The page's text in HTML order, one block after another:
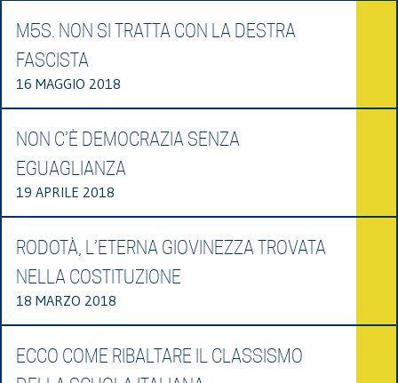
M5S. NON SI TRATTA CON LA DESTRA
FASCISTA
16 MAGGIO 2018
NON C’È DEMOCRAZIA SENZA
EGUAGLIANZA
19 APRILE 2018
RODOTÀ, L’ETERNA GIOVINEZZA TROVATA
NELLA COSTITUZIONE
18 MARZO 2018
ECCO COME RIBALTARE IL CLASSISMO